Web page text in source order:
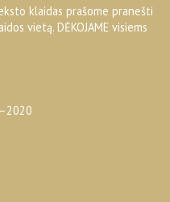
klaidas prašome pranešti
vietą. DĖKOJAME visiems